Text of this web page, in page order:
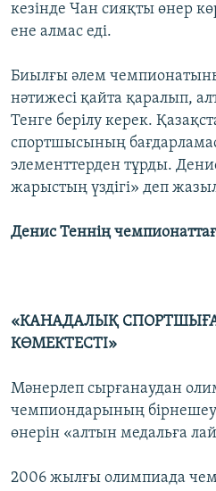
кезінде Чан сияқты өнер
ене алмас еді.
Биылғы әлем
нәтижесі қайта қаралып,
Тенге берілу керек.
спортшысының
элементтерден тұрды.
жарыстың үздігі» деп
Денис Теннің
«КАНАДАЛЫҚ
КӨМЕКТЕСТІ»
Мәнерлеп сырғанаудан
чемпиондарының
өнерін «алтын медальға
2006 жылғы олимпиада